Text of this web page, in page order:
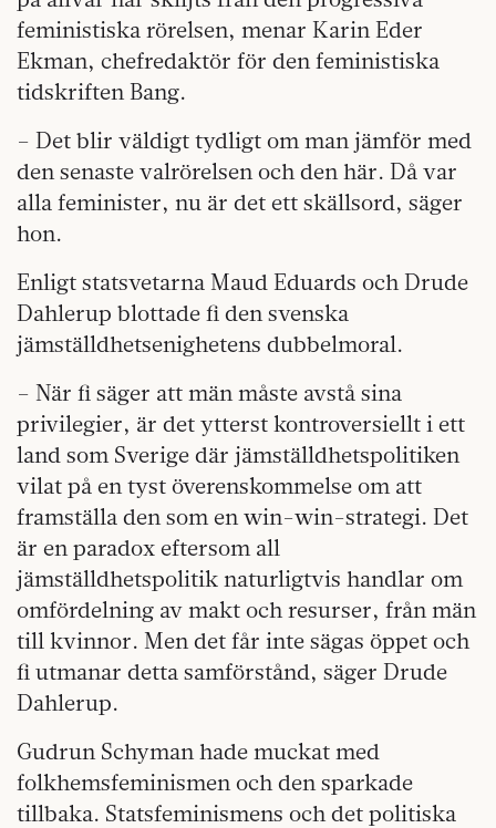
feministiska rörelsen, menar Karin Eder
Ekman, chefredaktör för den feministiska
tidskriften Bang.
– Det blir väldigt tydligt om man jämför med
den senaste valrörelsen och den här. Då var
alla feminister, nu är det ett skällsord, säger
hon.
Enligt statsvetarna Maud Eduards och Drude
Dahlerup blottade fi den svenska
jämställdhetsenighetens dubbelmoral.
– När fi säger att män måste avstå sina
privilegier, är det ytterst kontroversiellt i ett
land som Sverige där jämställdhetspolitiken
vilat på en tyst överenskommelse om att
framställa den som en win-win-strategi. Det
är en paradox eftersom all
jämställdhetspolitik naturligtvis handlar om
omfördelning av makt och resurser, från män
till kvinnor. Men det får inte sägas öppet och
fi utmanar detta samförstånd, säger Drude
Dahlerup.
Gudrun Schyman hade muckat med
folkhemsfeminismen och den sparkade
tillbaka. Statsfeminismens och det politiska